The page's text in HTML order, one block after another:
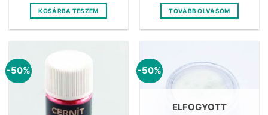
was:
2
450 Ft.
is:
225 Ft.
KOSÁRBA TESZEM
was:
1
850 Ft.
is:
925 Ft.
TOVÁBB OLVASOM
-50% -50%
ELFOGYOTT